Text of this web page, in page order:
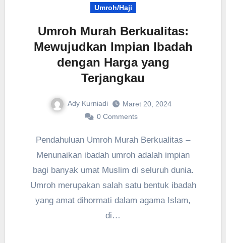
Umroh/Haji
Umroh Murah Berkualitas:
Mewujudkan Impian Ibadah
dengan Harga yang
Terjangkau
Ady Kurniadi
Maret 20, 2024
0 Comments
Pendahuluan Umroh Murah Berkualitas –
Menunaikan ibadah umroh adalah impian
bagi banyak umat Muslim di seluruh dunia.
Umroh merupakan salah satu bentuk ibadah
yang amat dihormati dalam agama Islam,
di…